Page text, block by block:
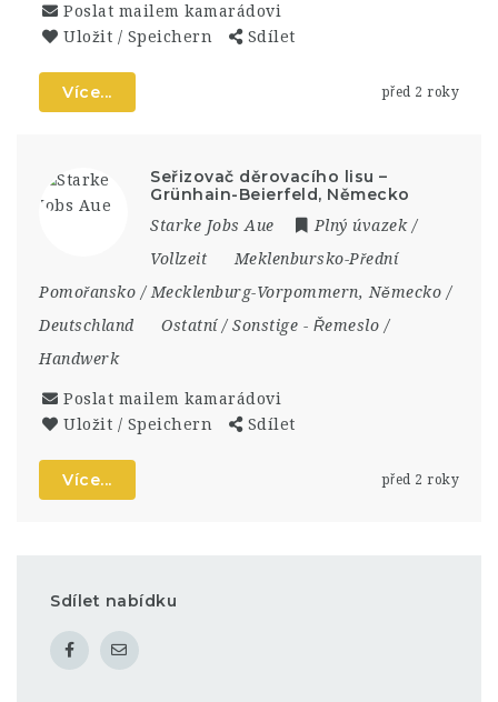
Poslat mailem kamarádovi
Uložit / Speichern
Sdílet
Více... před 2 roky
Seřizovač děrovacího lisu –
Grünhain-Beierfeld, Německo
Starke Jobs Aue
Plný úvazek /
Vollzeit
Meklenbursko-Přední
Pomořansko / Mecklenburg-Vorpommern, Německo /
Deutschland
Ostatní / Sonstige - Řemeslo /
Handwerk
Poslat mailem kamarádovi
Uložit / Speichern
Sdílet
Více... před 2 roky
Sdílet nabídku